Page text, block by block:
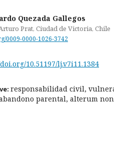
Quezada Gallegos
Prat, Ciudad de Victoria, Chile
0009-0000-1026-3742
10.51197/lj.v7i11.1384
responsabilidad civil,
parental, alterum